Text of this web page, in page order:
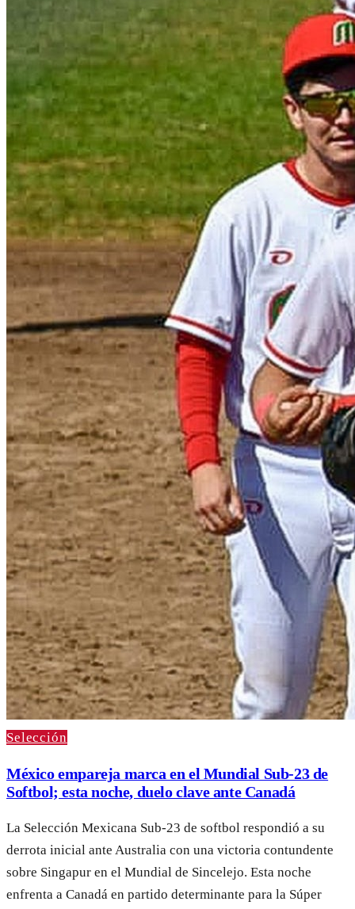
Selección
México empareja marca en el Mundial Sub-23 de
Softbol; esta noche, duelo clave ante Canadá
La Selección Mexicana Sub-23 de softbol respondió a su
derrota inicial ante Australia con una victoria contundente
sobre Singapur en el Mundial de Sincelejo. Esta noche
enfrenta a Canadá en partido determinante para la Súper